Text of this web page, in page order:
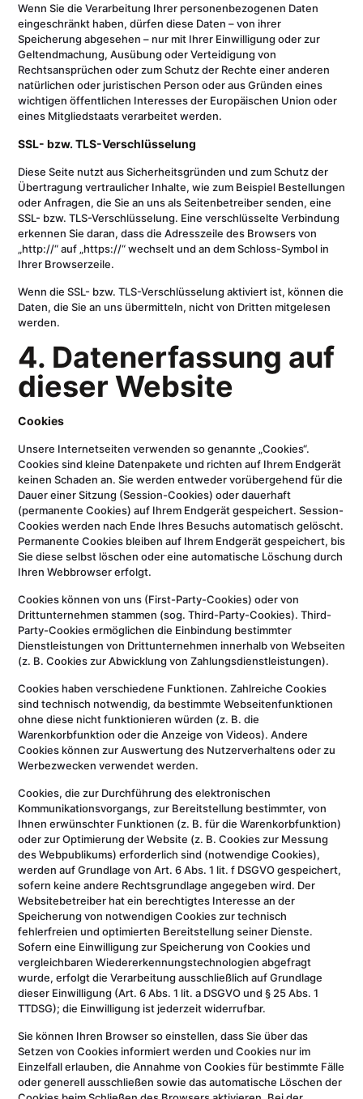
Wenn Sie die Verarbeitung Ihrer personenbezogenen Daten
eingeschränkt haben, dürfen diese Daten – von ihrer
Speicherung abgesehen – nur mit Ihrer Einwilligung oder zur
Geltendmachung, Ausübung oder Verteidigung von
Rechtsansprüchen oder zum Schutz der Rechte einer anderen
natürlichen oder juristischen Person oder aus Gründen eines
wichtigen öffentlichen Interesses der Europäischen Union oder
eines Mitgliedstaats verarbeitet werden.
SSL- bzw. TLS-Verschlüsselung
Diese Seite nutzt aus Sicherheitsgründen und zum Schutz der
Übertragung vertraulicher Inhalte, wie zum Beispiel Bestellungen
oder Anfragen, die Sie an uns als Seitenbetreiber senden, eine
SSL- bzw. TLS-Verschlüsselung. Eine verschlüsselte Verbindung
erkennen Sie daran, dass die Adresszeile des Browsers von
„http://“ auf „https://“ wechselt und an dem Schloss-Symbol in
Ihrer Browserzeile.
Wenn die SSL- bzw. TLS-Verschlüsselung aktiviert ist, können die
Daten, die Sie an uns übermitteln, nicht von Dritten mitgelesen
werden.
4. Datenerfassung auf
dieser Website
Cookies
Unsere Internetseiten verwenden so genannte „Cookies“.
Cookies sind kleine Datenpakete und richten auf Ihrem Endgerät
keinen Schaden an. Sie werden entweder vorübergehend für die
Dauer einer Sitzung (Session-Cookies) oder dauerhaft
(permanente Cookies) auf Ihrem Endgerät gespeichert. Session-
Cookies werden nach Ende Ihres Besuchs automatisch gelöscht.
Permanente Cookies bleiben auf Ihrem Endgerät gespeichert, bis
Sie diese selbst löschen oder eine automatische Löschung durch
Ihren Webbrowser erfolgt.
Cookies können von uns (First-Party-Cookies) oder von
Drittunternehmen stammen (sog. Third-Party-Cookies). Third-
Party-Cookies ermöglichen die Einbindung bestimmter
Dienstleistungen von Drittunternehmen innerhalb von Webseiten
(z. B. Cookies zur Abwicklung von Zahlungsdienstleistungen).
Cookies haben verschiedene Funktionen. Zahlreiche Cookies
sind technisch notwendig, da bestimmte Webseitenfunktionen
ohne diese nicht funktionieren würden (z. B. die
Warenkorbfunktion oder die Anzeige von Videos). Andere
Cookies können zur Auswertung des Nutzerverhaltens oder zu
Werbezwecken verwendet werden.
Cookies, die zur Durchführung des elektronischen
Kommunikationsvorgangs, zur Bereitstellung bestimmter, von
Ihnen erwünschter Funktionen (z. B. für die Warenkorbfunktion)
oder zur Optimierung der Website (z. B. Cookies zur Messung
des Webpublikums) erforderlich sind (notwendige Cookies),
werden auf Grundlage von Art. 6 Abs. 1 lit. f DSGVO gespeichert,
sofern keine andere Rechtsgrundlage angegeben wird. Der
Websitebetreiber hat ein berechtigtes Interesse an der
Speicherung von notwendigen Cookies zur technisch
fehlerfreien und optimierten Bereitstellung seiner Dienste.
Sofern eine Einwilligung zur Speicherung von Cookies und
vergleichbaren Wiedererkennungstechnologien abgefragt
wurde, erfolgt die Verarbeitung ausschließlich auf Grundlage
dieser Einwilligung (Art. 6 Abs. 1 lit. a DSGVO und § 25 Abs. 1
TTDSG); die Einwilligung ist jederzeit widerrufbar.
Sie können Ihren Browser so einstellen, dass Sie über das
Setzen von Cookies informiert werden und Cookies nur im
Einzelfall erlauben, die Annahme von Cookies für bestimmte Fälle
oder generell ausschließen sowie das automatische Löschen der